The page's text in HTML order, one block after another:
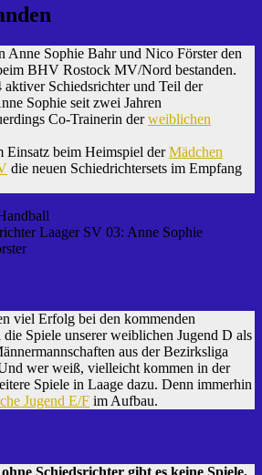
Anne Sophie Bahr und Nico Förster den
BHV Rostock MV/Nord bestanden.
Schiedsrichter und Teil der
Sophie seit zwei Jahren
Co-Trainerin derweiblichen
Einsatz beim Heimspiel derMädchen
die neuen Schiedrichtersets im Empfang
Laager SV 03: Anne Sophie
viel Erfolg bei den kommenden
Spiele unserer weiblichen Jugend D als
aus der Bezirksliga
wer weiß, vielleicht kommen in der
Spiele in Laage dazu. Denn immerhin
Jugend E/F im Aufbau.
ohne Schiedsrichter gibt es keine Spiele,